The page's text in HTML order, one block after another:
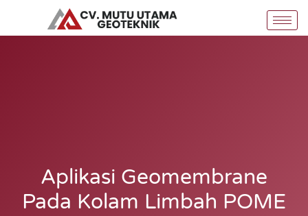
to
Aplikasi Geomembrane
Pada Kolam Limbah POME